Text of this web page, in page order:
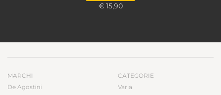
€ 15,90
MARCHI
De Agostini
CATEGORIE
Varia